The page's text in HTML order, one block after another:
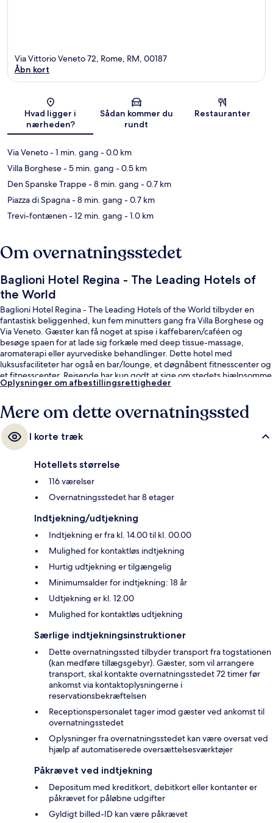
Kort
Via Vittorio Veneto 72, Rome, RM, 00187
Åbn kort
Hvad ligger i
nærheden?
Sådan kommer du
rundt
Restauranter
Via Veneto- 1 min. gang - 0.0 km
Villa Borghese- 5 min. gang - 0.5 km
Den Spanske Trappe- 8 min. gang - 0.7 km
Piazza di Spagna- 8 min. gang - 0.7 km
Trevi-fontænen- 12 min. gang - 1.0 km
Om overnatningsstedet
Baglioni Hotel Regina - The Leading Hotels of
the World
Baglioni Hotel Regina - The Leading Hotels of the World tilbyder en
fantastisk beliggenhed, kun fem minutters gang fra Villa Borghese og
Via Veneto. Gæster kan få noget at spise i kaffebaren/caféen og
besøge spaen for at lade sig forkæle med deep tissue-massage,
aromaterapi eller ayurvediske behandlinger. Dette hotel med
luksusfaciliteter har også en bar/lounge, et døgnåbent fitnesscenter og
et fitnesscenter. Rejsende har kun godt at sige om stedets hjælpsomme
personale. Offentlig transport ligger kun en kort gåtur væk: Barberini
Metrostation ligger 9 minutter derfra.
Oplysninger om afbestillingsrettigheder
Mere om dette overnatningssted
I korte træk
Hotellets størrelse
116 værelser
Overnatningsstedet har 8 etager
Indtjekning/udtjekning
Indtjekning er fra kl. 14.00 til kl. 00.00
Mulighed for kontaktløs indtjekning
Hurtig udtjekning er tilgængelig
Minimumsalder for indtjekning: 18 år
Udtjekning er kl. 12.00
Mulighed for kontaktløs udtjekning
Særlige indtjekningsinstruktioner
Dette overnatningssted tilbyder transport fra togstationen
(kan medføre tillægsgebyr). Gæster, som vil arrangere
transport, skal kontakte overnatningsstedet 72 timer før
ankomst via kontaktoplysningerne i
reservationsbekræftelsen
Receptionspersonalet tager imod gæster ved ankomst til
overnatningsstedet
Oplysninger fra overnatningsstedet kan være oversat ved
hjælp af automatiserede oversættelsesværktøjer
Påkrævet ved indtjekning
Depositum med kreditkort, debitkort eller kontanter er
påkrævet for påløbne udgifter
Gyldigt billed-ID kan være påkrævet